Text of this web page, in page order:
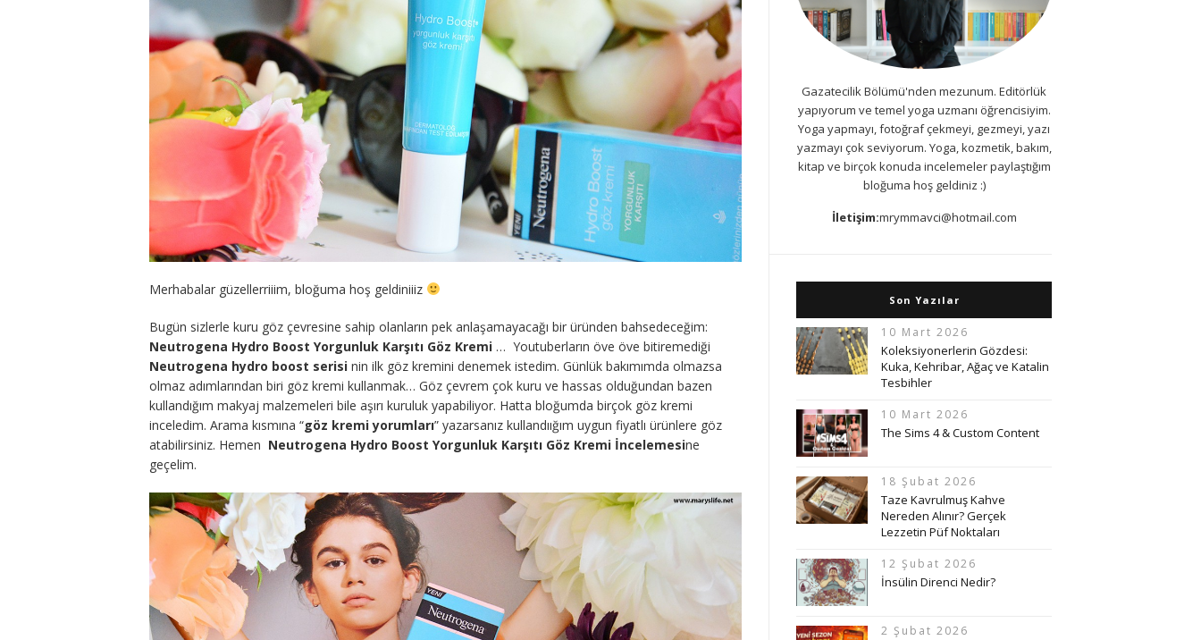
Merhabalar güzellerriiim, bloğuma hoş geldiniiiz
Bugün sizlerle kuru göz çevresine sahip olanların pek anlaşamayacağı bir üründen bahsedeceğim:
Neutrogena Hydro Boost Yorgunluk Karşıtı Göz Kremi … Youtuberların öve öve bitiremediği
Neutrogena hydro boost serisi nin ilk göz kremini denemek istedim. Günlük bakımımda olmazsa
olmaz adımlarından biri göz kremi kullanmak… Göz çevrem çok kuru ve hassas olduğundan bazen
kullandığım makyaj malzemeleri bile aşırı kuruluk yapabiliyor. Hatta bloğumda birçok göz kremi
inceledim. Arama kısmına “göz kremi yorumları” yazarsanız kullandıığım uygun fiyatlı ürünlere göz
atabilirsiniz. Hemen Neutrogena Hydro Boost Yorgunluk Karşıtı Göz Kremi İncelemesine
geçelim.
Gazatecilik Bölümü'nden mezunum. Editörlük
yapıyorum ve temel yoga uzmanı öğrencisiyim.
Yoga yapmayı, fotoğraf çekmeyi, gezmeyi, yazı
yazmayı çok seviyorum. Yoga, kozmetik, bakım,
kitap ve birçok konuda incelemeler paylaştığım
bloğuma hoş geldiniz :)
İletişim:mrymmavci@hotmail.com
Son Yazılar
10 Mart 2026
Koleksiyonerlerin Gözdesi:
Kuka, Kehribar, Ağaç ve Katalin
Tesbihler
10 Mart 2026
The Sims 4 & Custom Content
18 Şubat 2026
Taze Kavrulmuş Kahve
Nereden Alınır? Gerçek
Lezzetin Püf Noktaları
12 Şubat 2026
İnsülin Direnci Nedir?
2 Şubat 2026